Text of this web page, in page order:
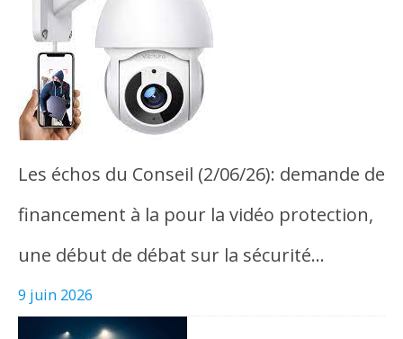
Les échos du Conseil (2/06/26): demande de
financement à la pour la vidéo protection,
une début de débat sur la sécurité…
9 juin 2026